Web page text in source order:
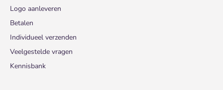
Logo aanleveren
Betalen
Individueel verzenden
Veelgestelde vragen
Kennisbank